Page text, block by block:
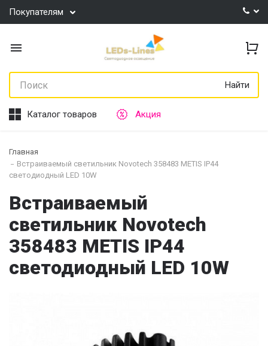
Покупателям
Найти
Каталог товаров Акция
Главная
Встраиваемый светильник Novotech 358483 METIS IP44
светодиодный LED 10W
Встраиваемый
светильник Novotech
358483 METIS IP44
светодиодный LED 10W